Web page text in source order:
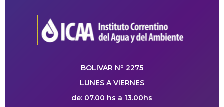
BOLIVAR Nº 2275
LUNES A VIERNES
de: 07.00 hs a 13.00hs